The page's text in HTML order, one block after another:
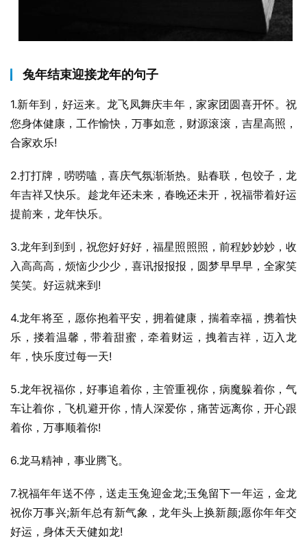
兔年结束迎接龙年的句子
1.新年到，好运来。龙飞凤舞庆丰年，家家团圆喜开怀。祝
您身体健康，工作愉快，万事如意，财源滚滚，吉星高照，
合家欢乐!
2.打打牌，唠唠嗑，喜庆气氛渐渐热。贴春联，包饺子，龙
年吉祥又快乐。趁龙年还未来，春晚还未开，祝福带着好运
提前来，龙年快乐。
3.龙年到到到，祝您好好好，福星照照照，前程妙妙妙，收
入高高高，烦恼少少少，喜讯报报报，圆梦早早早，全家笑
笑笑。好运就来到!
4.龙年将至，愿你抱着平安，拥着健康，揣着幸福，携着快
乐，搂着温馨，带着甜蜜，牵着财运，拽着吉祥，迈入龙
年，快乐度过每一天!
5.龙年祝福你，好事追着你，主管重视你，病魔躲着你，气
车让着你，飞机避开你，情人深爱你，痛苦远离你，开心跟
着你，万事顺着你!
6.龙马精神，事业腾飞。
7.祝福年年送不停，送走玉兔迎金龙;玉兔留下一年运，金龙
祝你万事兴;新年总有新气象，龙年头上换新颜;愿你年年交
好运，身体天天健如龙!